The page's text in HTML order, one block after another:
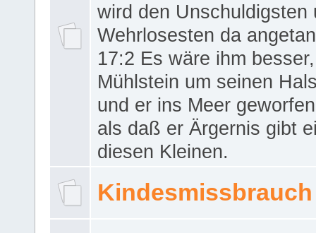
wird den Unschuldigsten
Wehrlosesten da
17:2 Es wäre ihm
Mühlstein um seinen
und er ins Meer
als daß er Ärgernis gibt
diesen Kleinen.
Kindesmissbrauch